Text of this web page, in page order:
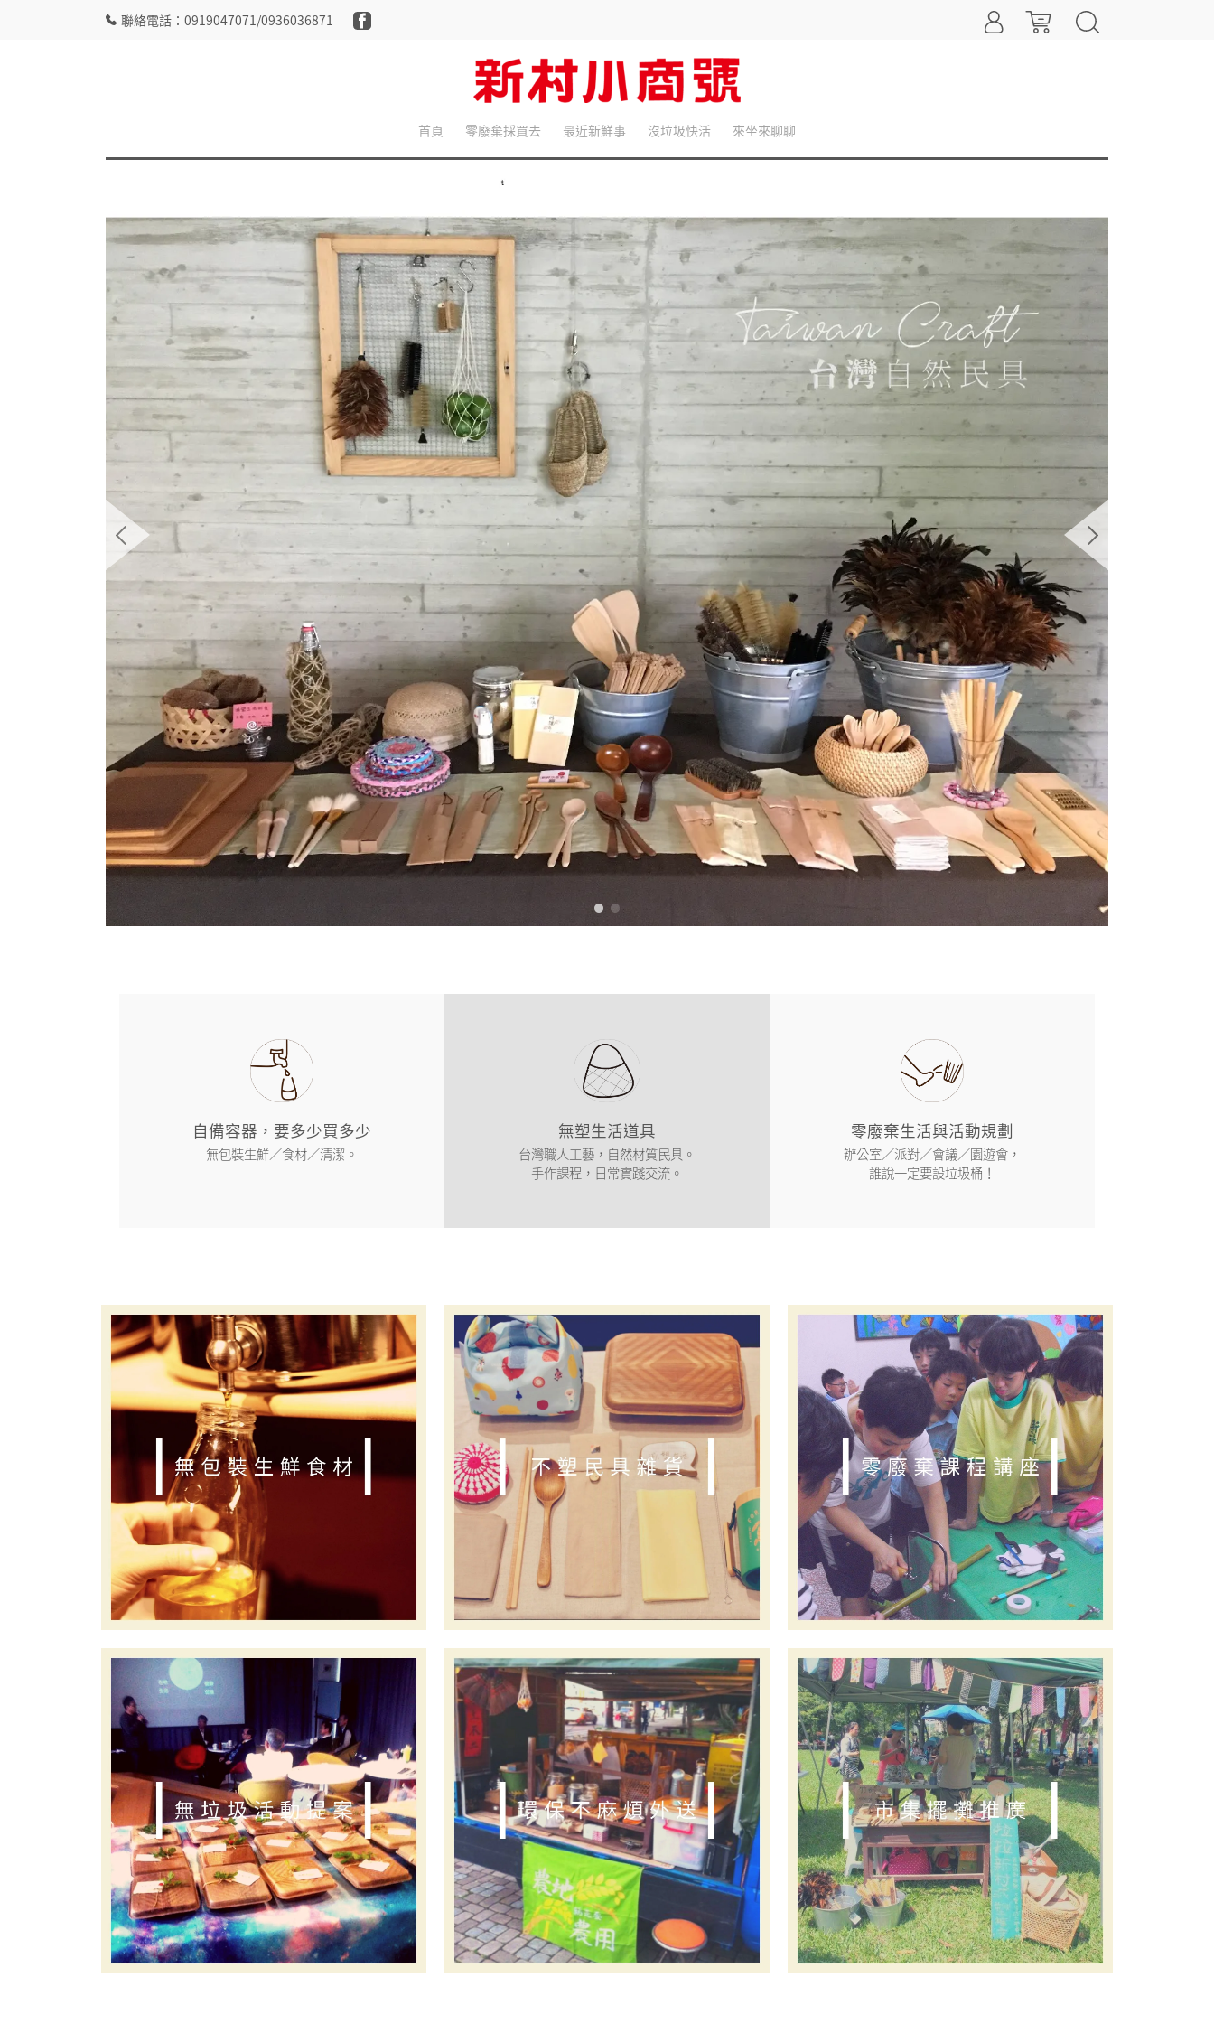
聯絡電話：0919047071/0936036871
首頁 零廢棄採買去 最近新鮮事 沒垃圾快活 來坐來聊聊
自備容器，要多少買多少
無包裝生鮮／食材／清潔。
無塑生活道具
台灣職人工藝，自然材質民具。
手作課程，日常實踐交流。
零廢棄生活與活動規劃
辦公室／派對／會議／園遊會，
誰說一定要設垃圾桶！